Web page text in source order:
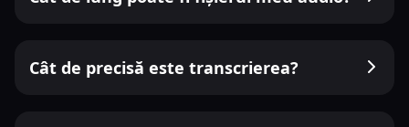
Cât de precisă este transcrierea?